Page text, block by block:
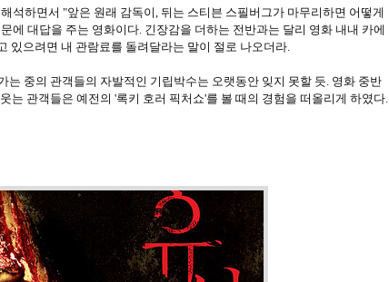
석하면서 "앞은 원래 감독이, 뒤는 스티븐 스필버그가 마무리하면 어떻게
에 대답을 주는 영화이다. 긴장감을 더하는 전반과는 달리 영화 내내 카에
있으려면 내 관람료를 돌려달라는 말이 절로 나오더라.
는 중의 관객들의 자발적인 기립박수는 오랫동안 잊지 못할 듯. 영화 중반
는 관객들은 예전의 '록키 호러 픽처쇼'를 볼 때의 경험을 떠올리게 하였다.